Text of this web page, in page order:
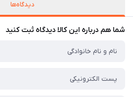
دیدگاه‌ها
شما هم درباره این کالا دیدگاه ثبت کنید